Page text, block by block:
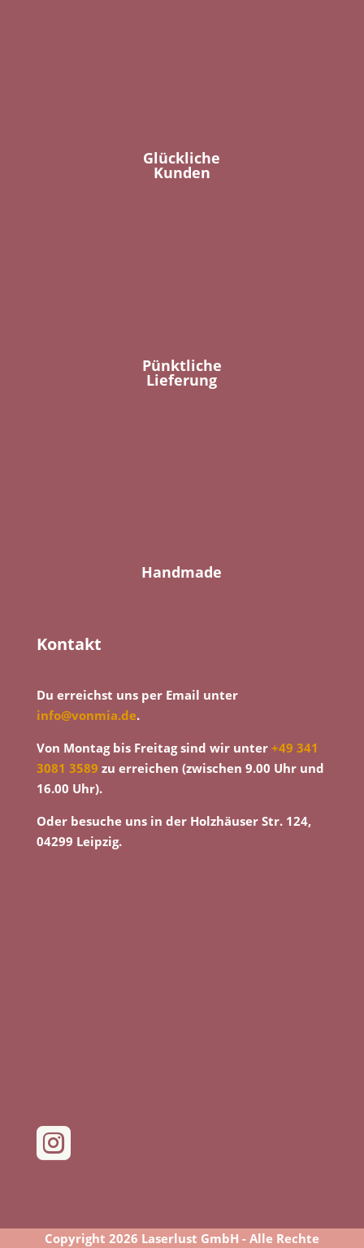
Glückliche
Kunden
Pünktliche
Lieferung
Handmade
Kontakt
Du erreichst uns per Email unter
info@vonmia.de.
Von Montag bis Freitag sind wir unter +49 341
3081 3589 zu erreichen (zwischen 9.00 Uhr und
16.00 Uhr).
Oder besuche uns in der Holzhäuser Str. 124,
04299 Leipzig.

Copyright 2026 Laserlust GmbH - Alle Rechte